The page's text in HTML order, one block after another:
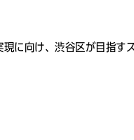
に向け、渋谷区が目指す